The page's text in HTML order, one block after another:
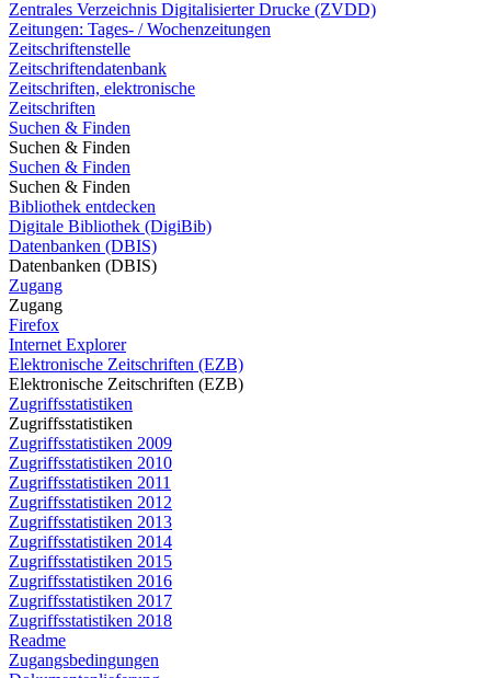
Zentrales Verzeichnis Digitalisierter Drucke (ZVDD)
Zeitungen: Tages- / Wochenzeitungen
Zeitschriftenstelle
Zeitschriftendatenbank
Zeitschriften, elektronische
Zeitschriften
Suchen & Finden
Suchen & Finden
Suchen & Finden
Suchen & Finden
Bibliothek entdecken
Digitale Bibliothek (DigiBib)
Datenbanken (DBIS)
Datenbanken (DBIS)
Zugang
Zugang
Firefox
Internet Explorer
Elektronische Zeitschriften (EZB)
Elektronische Zeitschriften (EZB)
Zugriffsstatistiken
Zugriffsstatistiken
Zugriffsstatistiken 2009
Zugriffsstatistiken 2010
Zugriffsstatistiken 2011
Zugriffsstatistiken 2012
Zugriffsstatistiken 2013
Zugriffsstatistiken 2014
Zugriffsstatistiken 2015
Zugriffsstatistiken 2016
Zugriffsstatistiken 2017
Zugriffsstatistiken 2018
Readme
Zugangsbedingungen